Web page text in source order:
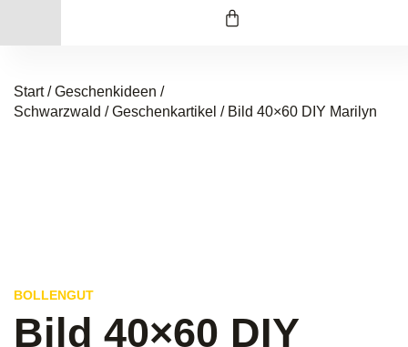
Start/Geschenkideen /
Schwarzwald /Geschenkartikel / Bild 40×60 DIY Marilyn
BOLLENGUT
Bild 40×60 DIY